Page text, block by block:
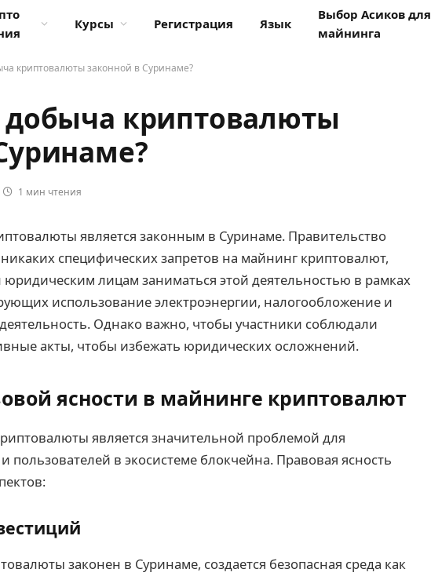
Курсы Регистрация Язык
Выбор Асиков для
майнинга
криптовалюты законной в Суринаме?
добыча криптовалюты
1 мин чтения
является законным в Суринаме. Правительство
специфических запретов на майнинг криптовалют,
лицам заниматься этой деятельностью в рамках
использование электроэнергии, налогообложение и
Однако важно, чтобы участники соблюдали
акты, чтобы избежать юридических осложнений.
ясности в майнинге криптовалют
является значительной проблемой для
пользователей в экосистеме блокчейна. Правовая ясность
законен в Суринаме, создается безопасная среда как